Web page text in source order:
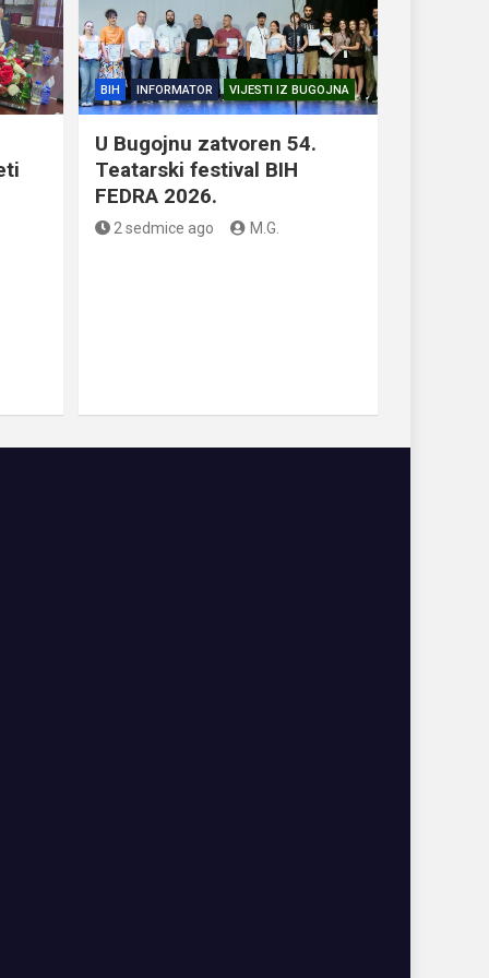
BIH INFORMATOR VIJESTI IZ BUGOJNA
U Bugojnu zatvoren 54.
Teatarski festival BIH
FEDRA 2026.
2 sedmice ago M.G.